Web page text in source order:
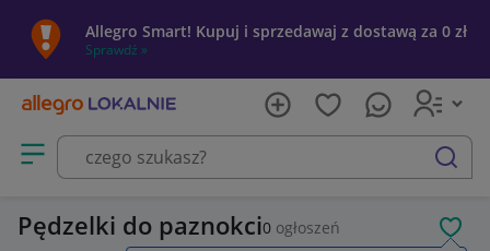
Allegro Smart! Kupuj i sprzedawaj z dostawą za 0 zł
Sprawdź »
Otwórz menu z kategoriami
szukaj
Pędzelki do paznokci0 ogłoszeń